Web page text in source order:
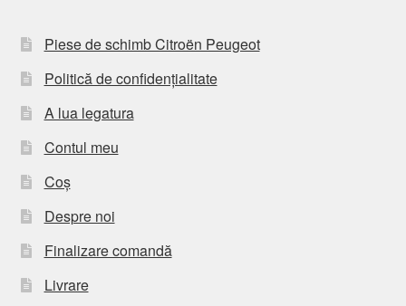
Piese de schimb Citroën Peugeot
Politică de confidențialitate
A lua legatura
Contul meu
Coș
Despre noi
Finalizare comandă
Livrare